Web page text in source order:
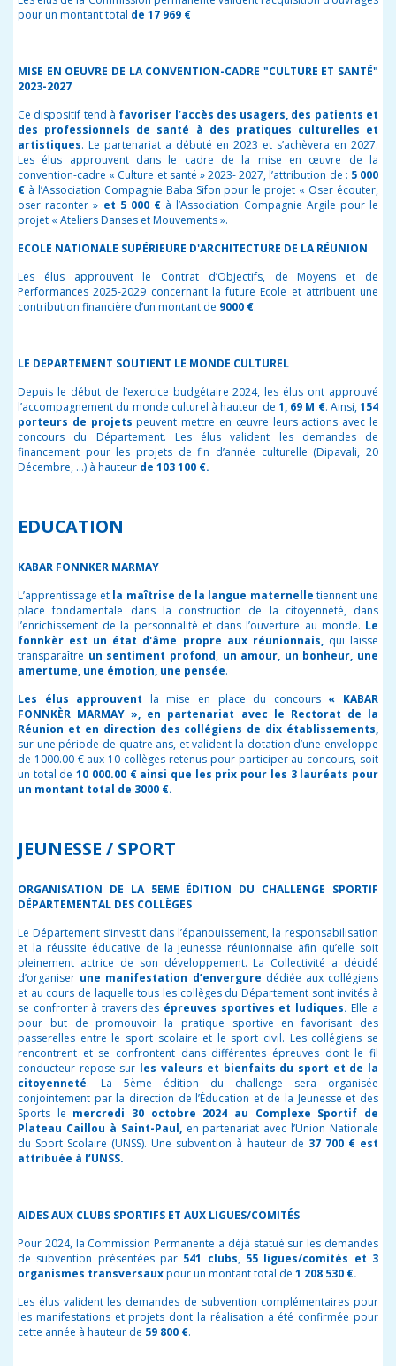
pour un montant total de 17 969 €
MISE EN OEUVRE DE LA CONVENTION-CADRE "CULTURE ET SANTÉ"
2023-2027
Ce dispositif tend à favoriser l’accès des usagers, des patients et
des professionnels de santé à des pratiques culturelles et
artistiques. Le partenariat a débuté en 2023 et s’achèvera en 2027.
Les élus approuvent dans le cadre de la mise en œuvre de la
convention-cadre « Culture et santé » 2023-2027, l’attribution de : 5 000
€ à l’Association Compagnie Baba Sifon pour le projet « Oser écouter,
oser raconter » et 5 000 € à l’Association Compagnie Argile pour le
projet « Ateliers Danses et Mouvements ».
ECOLE NATIONALE SUPÉRIEURE D'ARCHITECTURE DE LA RÉUNION
Les élus approuvent le Contrat d’Objectifs, de Moyens et de
Performances 2025-2029 concernant la future Ecole et attribuent une
contribution financière d’un montant de 9000 €.
LE DEPARTEMENT SOUTIENT LE MONDE CULTUREL
Depuis le début de l’exercice budgétaire 2024, les élus ont approuvé
l’accompagnement du monde culturel à hauteur de 1, 69 M €. Ainsi,154
porteurs de projetspeuvent mettre en œuvre leurs actions avec le
concours du Département. Les élus valident les demandes de
financement pour les projets de fin d’année culturelle (Dipavali, 20
Décembre, …) à hauteur de 103 100 €.
EDUCATION
KABAR FONNKER MARMAY
L’apprentissage et la maîtrise de la langue maternelle tiennent une
place fondamentale dans la construction de la citoyenneté, dans
l’enrichissement de la personnalité et dans l’ouverture au monde. Le
fonnkèr est un état d'âme propre aux réunionnais, qui laisse
transparaître un sentiment profond, un amour, un bonheur, une
amertume, une émotion, une pensée.
Les élus approuvent la mise en place du concours « KABAR
FONNKÈR MARMAY », en partenariat avec le Rectorat de la
Réunion et en direction des collégiens de dix établissements,
sur une période de quatre ans, et valident la dotation d’une enveloppe
de 1000.00 € aux 10 collèges retenus pour participer au concours, soit
un total de10 000.00 € ainsi que les prix pour les 3 lauréats pour
un montant total de 3000 €.
JEUNESSE / SPORT
ORGANISATION DE LA 5EME ÉDITION DU CHALLENGE SPORTIF
DÉPARTEMENTAL DES COLLÈGES
Le Département s’investit dans l’épanouissement, la responsabilisation
et la réussite éducative de la jeunesse réunionnaise afin qu’elle soit
pleinement actrice de son développement. La Collectivité a décidé
d’organiser une manifestation d’envergure dédiée aux collégiens
et au cours de laquelle tous les collèges du Département sont invités à
se confronter à travers des épreuves sportives et ludiques. Elle a
pour but de promouvoir la pratique sportive en favorisant des
passerelles entre le sport scolaire et le sport civil. Les collégiens se
rencontrent et se confrontent dans différentes épreuves dont le fil
conducteur repose sur les valeurs et bienfaits du sport et de la
citoyenneté. La 5ème édition du challenge sera organisée
conjointement par la direction de l’Éducation et de la Jeunesse et des
Sports le mercredi 30 octobre 2024 au Complexe Sportif de
Plateau Caillou à Saint-Paul, en partenariat avec l’Union Nationale
du Sport Scolaire (UNSS). Une subvention à hauteur de 37 700 € est
attribuée à l’UNSS.
AIDES AUX CLUBS SPORTIFS ET AUX LIGUES/COMITÉS
Pour 2024, la Commission Permanente a déjà statué sur les demandes
de subvention présentées par 541 clubs, 55 ligues/comités et 3
organismes transversauxpour un montant total de 1 208 530 €.
Les élus valident les demandes de subvention complémentaires pour
les manifestations et projets dont la réalisation a été confirmée pour
cette année à hauteur de 59 800 €.